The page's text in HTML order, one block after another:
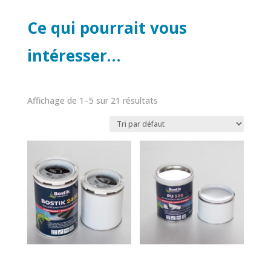
Ce qui pourrait vous
intéresser…
Affichage de 1–5 sur 21 résultats